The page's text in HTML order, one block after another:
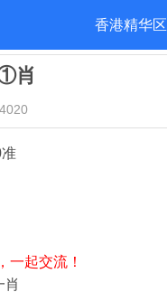
香港精华区
肖
一起交流！
肖